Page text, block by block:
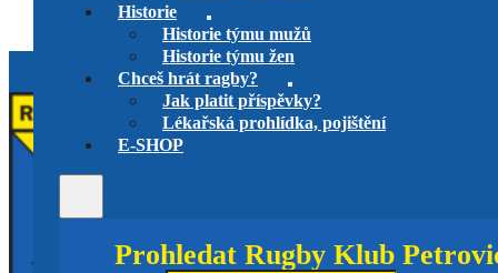
Historie
Historie týmu mužů
Historie týmu žen
Chceš hrát ragby?
Jak platit příspěvky?
Lékařská prohlídka, pojištění
E-SHOP
Prohledat Rugby Klub